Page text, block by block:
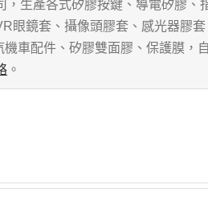
，生產各式矽膠按鍵、導電矽膠、
眼鏡套、攝像頭膠套、感光器膠套
車配件、矽膠雙面膠、保護膜，自
。